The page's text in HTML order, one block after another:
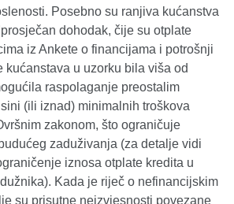
Posebno su ranjiva kućanstva
dohodak, čije su otplate
iz Ankete o financijama i potrošnji
kućanstava u uzorku bila viša od
raspolaganje preostalim
(ili iznad) minimalnih troškova
zakonom, što ograničuje
zaduživanja (za detalje vidi
iznosa otplate kredita u
Kada je riječ o nefinancijskim
su prisutne neizvjesnosti povezane